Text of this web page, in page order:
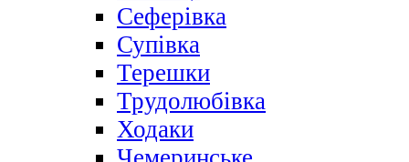
Сеферівка
Супівка
Терешки
Трудолюбівка
Ходаки